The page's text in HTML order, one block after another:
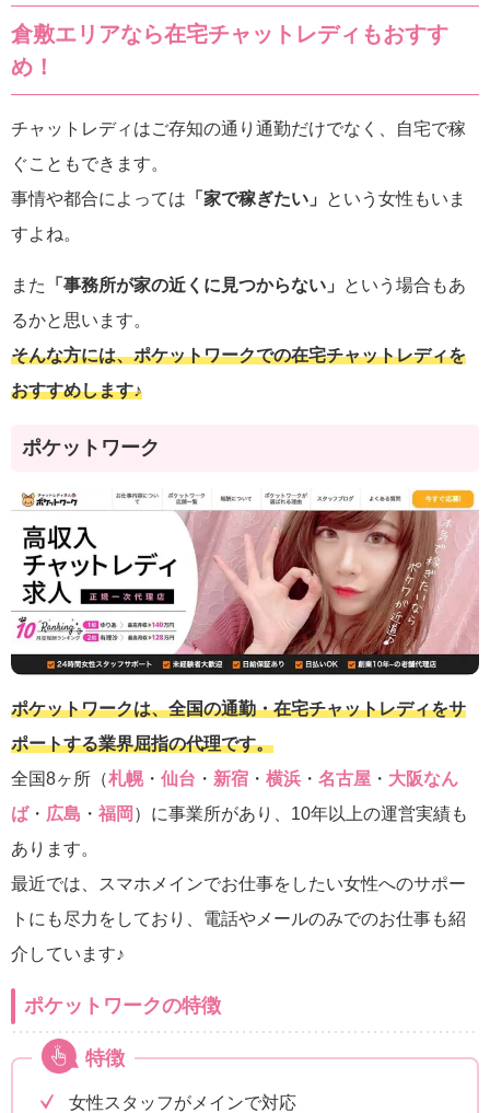
倉敷エリアなら在宅チャットレディもおすす
め！
チャットレディはご存知の通り通勤だけでなく、自宅で稼
ぐこともできます。
事情や都合によっては 「家で稼ぎたい」
という女性もいま
すよね。
また 「事務所が家の近くに見つからない」
という場合もあ
るかと思います。
そんな方には、ポケットワークでの在宅チャットレディを
おすすめします♪
ポケットワーク
ポケットワークは、全国の通勤・在宅チャットレディをサ
ポートする業界屈指の代理です。
全国8ヶ所（札幌・ 仙台 ・ 新宿 ・ 横浜 ・ 名古屋 ・ 大阪なん
ば・ 広島 ・ 福岡 ）に事業所があり、10年以上の運営実績も
あります。
最近では、スマホメインでお仕事をしたい女性へのサポー
トにも尽力をしており、電話やメールのみでのお仕事も紹
介しています♪
ポケットワークの特徴
特徴
女性スタッフがメインで対応